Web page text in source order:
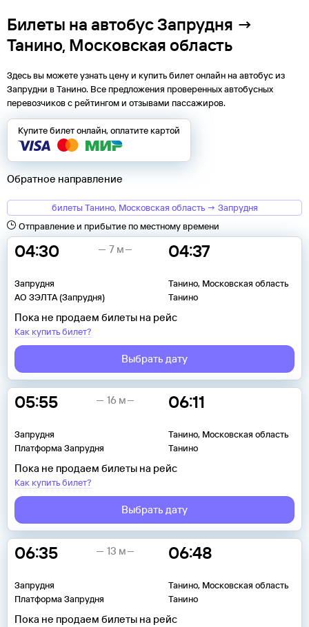
Билеты на автобус Запрудня →
Танино, Московская область
Здесь вы можете узнать цену и купить билет онлайн на автобус из
Запрудни вТанино. Все предложения проверенных автобусных
перевозчиков с рейтингом и отзывами пассажиров.
Купите билет онлайн, оплатите картой
Обратное направление
билеты Танино, Московская область → Запрудня
Отправление и прибытие по местному времени
04:30
Запрудня
АО ЗЭЛТА (Запрудня)
04:37
Танино, Московская область
Танино
7 м
Пока не продаем билеты на рейс
Как купить билет?
Выбрать дату
05:55
Запрудня
Платформа Запрудня
06:11
Танино, Московская область
Танино
16 м
Пока не продаем билеты на рейс
Как купить билет?
Выбрать дату
06:35
Запрудня
Платформа Запрудня
06:48
Танино, Московская область
Танино
13 м
Пока не продаем билеты на рейс